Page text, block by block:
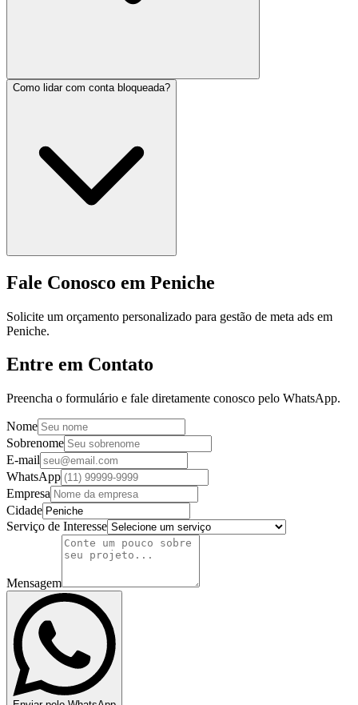
Como lidar com conta bloqueada?
Fale Conosco em Peniche
Solicite um orçamento personalizado para gestão de meta ads em
Peniche.
Entre em Contato
Preencha o formulário e fale diretamente conosco pelo WhatsApp.
Nome
Sobrenome
E-mail
WhatsApp
Empresa
Cidade
Serviço de Interesse
Mensagem